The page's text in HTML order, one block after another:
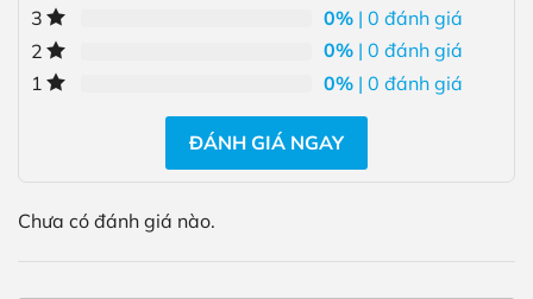
3
0% | 0 đánh giá
2
0% | 0 đánh giá
1
0% | 0 đánh giá
ĐÁNH GIÁ NGAY
Chưa có đánh giá nào.